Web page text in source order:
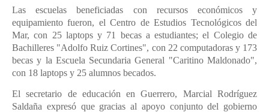
Las escuelas beneficiadas con recursos económicos y
equipamiento fueron, el Centro de Estudios Tecnológicos del
Mar, con 25 laptops y 71 becas a estudiantes; el Colegio de
Bachilleres "Adolfo Ruiz Cortines", con 22 computadoras y 173
becas y la Escuela Secundaria General "Caritino Maldonado",
con 18 laptops y 25 alumnos becados.
El secretario de educación en Guerrero, Marcial Rodríguez
Saldaña expresó que gracias al apoyo conjunto del gobierno